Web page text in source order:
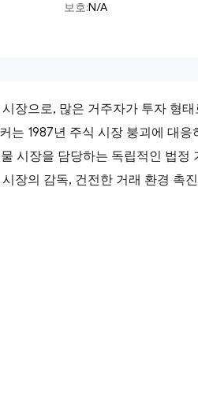
보호:N/A
장으로, 많은 거주자가 투자 형
는 1987년 주식 시장 붕괴에 대
시장을 담당하는 독립적인 법
장의 감독, 건전한 거래 환경 촉